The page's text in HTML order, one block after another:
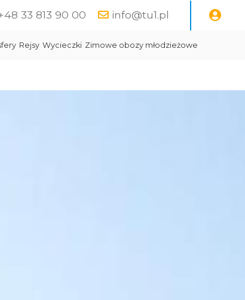
33 813 90 00 info@tu1.pl
Rejsy Wycieczki Zimowe obozy młodzieżowe